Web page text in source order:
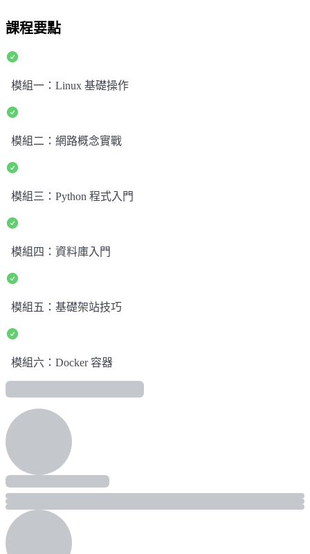
課程要點
模組一：Linux 基礎操作
模組二：網路概念實戰
模組三：Python 程式入門
模組四：資料庫入門
模組五：基礎架站技巧
模組六：Docker 容器